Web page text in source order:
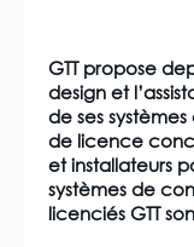
GTT propose
design et
de ses
de licence
et installateurs
systèmes de
licenciés GTT